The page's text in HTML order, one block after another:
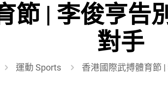
節 | 李俊亨告
對手
運動 Sports 香港國際武搏體育節